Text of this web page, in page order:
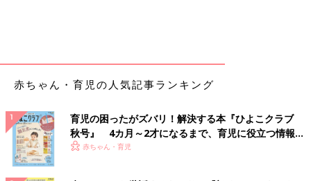
ったことがある赤ちゃん、先天性消化管障害（メッケル憩室※３
赤ちゃんは接種可能）。
※１重症複合型免疫不全症：先天的にＴ細胞の数や機能に異常が
あり、またＢ細胞の抗体産生も不十分な病気。
※２腸重積症：腸の一部が、腸の内部へ入り込んでしまうことで
起こる症状。
赤ちゃん・育児の人気記事ランキング
育児の困ったがズバリ！解決する本『ひよこクラブ
秋号』 4カ月～2才になるまで、育児に役立つ情報が
いっぱい！
赤ちゃん・育児